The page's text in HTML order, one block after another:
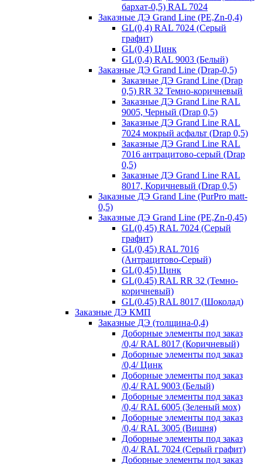
бархат-0,5) RAL 7024
Заказные ДЭ Grand Line (PE,Zn-0,4)
GL(0,4) RAL 7024 (Серый
графит)
GL(0,4) Цинк
GL(0,4) RAL 9003 (Белый)
Заказные ДЭ Grand Line (Drap-0,5)
Заказные ДЭ Grand Line (Drap
0,5) RR 32 Темно-коричневый
Заказные ДЭ Grand Line RAL
9005, Черный (Drap 0,5)
Заказные ДЭ Grand Line RAL
7024 мокрый асфальт (Drap 0,5)
Заказные ДЭ Grand Line RAL
7016 антрацитово-серый (Drap
0,5)
Заказные ДЭ Grand Line RAL
8017, Коричневый (Drap 0,5)
Заказные ДЭ Grand Line (PurPro matt-
0,5)
Заказные ДЭ Grand Line (PE,Zn-0,45)
GL(0,45) RAL 7024 (Серый
графит)
GL(0,45) RAL 7016
(Антрацитово-Серый)
GL(0,45) Цинк
GL(0.45) RAL RR 32 (Темно-
коричневый)
GL(0.45) RAL 8017 (Шоколад)
Заказные ДЭ КМП
Заказные ДЭ (толщина-0,4)
Доборные элементы под заказ
/0,4/ RAL 8017 (Коричневый)
Доборные элементы под заказ
/0,4/ Цинк
Доборные элементы под заказ
/0,4/ RAL 9003 (Белый)
Доборные элементы под заказ
/0,4/ RAL 6005 (Зеленый мох)
Доборные элементы под заказ
/0,4/ RAL 3005 (Вишня)
Доборные элементы под заказ
/0,4/ RAL 7024 (Серый графит)
Доборные элементы под заказ